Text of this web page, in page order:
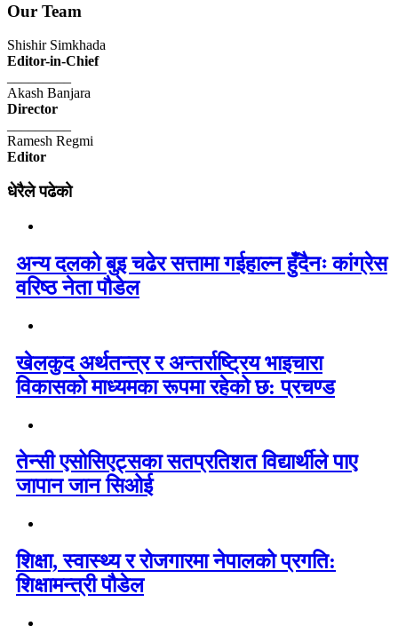
Our Team
Shishir Simkhada
Editor-in-Chief
Akash Banjara
Director
Ramesh Regmi
Editor
धेरैले पढेको
अन्य दलको बुइ चढेर सत्तामा गईहाल्न हुँदैनः कांग्रेस
वरिष्ठ नेता पौडेल
खेलकुद अर्थतन्त्र र अन्तर्राष्ट्रिय भाइचारा
विकासको माध्यमका रूपमा रहेको छ: प्रचण्ड
तेन्सी एसोसिएट्सका सतप्रतिशत विद्यार्थीले पाए
जापान जान सिओई
शिक्षा, स्वास्थ्य र रोजगारमा नेपालको प्रगति:
शिक्षामन्त्री पौडेल